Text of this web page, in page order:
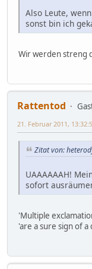
Also Leute,
sonst bin ich
Wir werden streng
Rattentod
21. Februar 2011,
Zitat von:
UAAAAAAH!
sofort
'Multiple
'are a sure sign of a